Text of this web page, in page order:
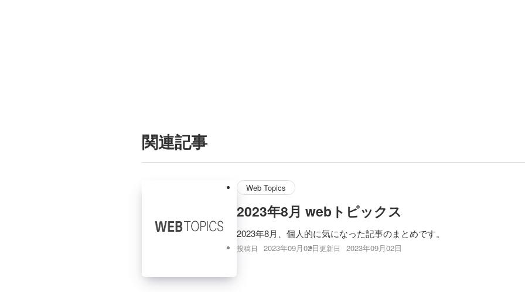
関連記事
Web Topics
2023年8月 webトピックス
2023年8月、個人的に気になった記事のまとめです。
投稿日 2023年09月02日更新日 2023年09月02日